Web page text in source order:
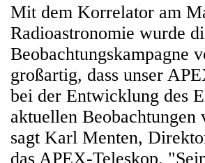
Mit dem Korrelator am
Radioastronomie wurde
Beobachtungskampagne
großartig, dass unser
bei der Entwicklung des
aktuellen
sagt Karl Menten,
das APEX-Teleskop.